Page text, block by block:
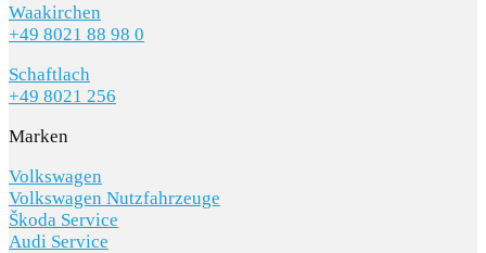
Waakirchen
+49 8021 88 98 0
Schaftlach
+49 8021 256
Marken
Volkswagen
Volkswagen Nutzfahrzeuge
Škoda Service
Audi Service